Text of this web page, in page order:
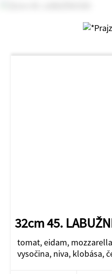
32cm 45.
tomat, eidam,
vysočina, niva, klobása,